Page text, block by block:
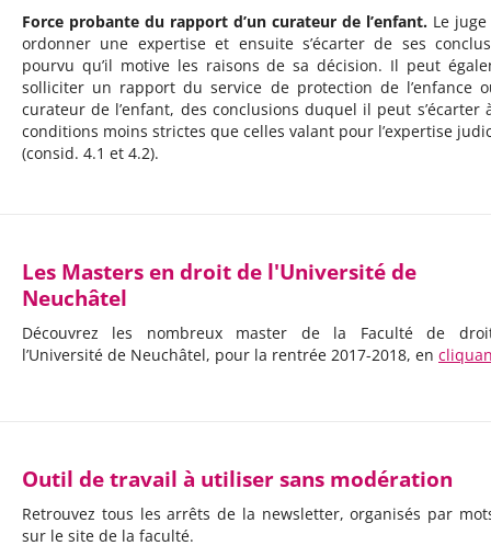
Force probante du rapport d’un curateur de l’enfant. Le
ordonner une expertise et ensuite s’écarter de ses
pourvu qu’il motive les raisons de sa décision. Il peut
solliciter un rapport du service de protection de l’enfance
curateur de l’enfant, des conclusions duquel il peut s’écarter
conditions moins strictes que celles valant pour l’expertise
(consid. 4.1 et 4.2).
Les Masters en droit de l'Université de
Neuchâtel
Découvrez les nombreux master de la Faculté de
l’Université de Neuchâtel, pour la rentrée 2017-2018, en
Outil de travail à utiliser sans modération
Retrouvez tous les arrêts de la newsletter, organisés par
sur le site de la faculté.